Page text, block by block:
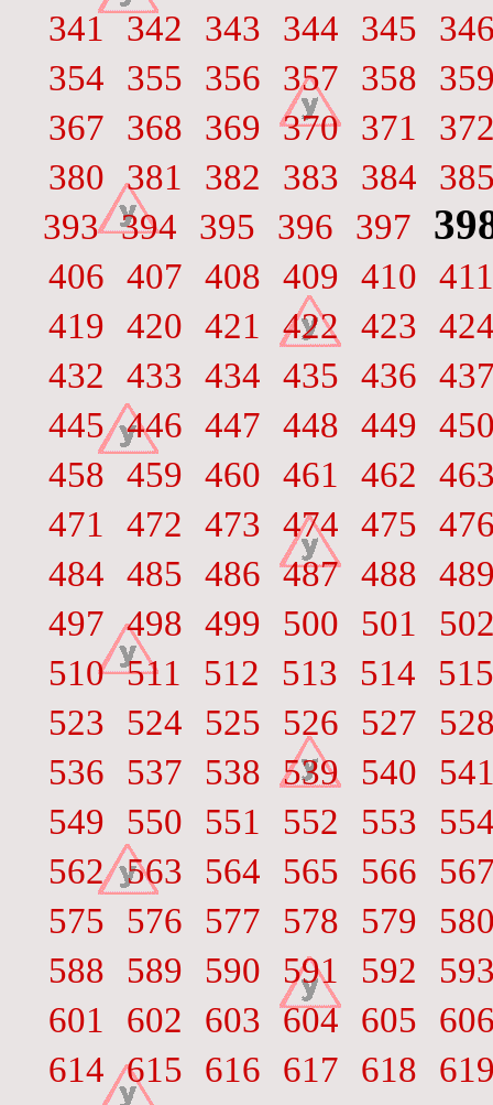
341
342 343 344 345
354
355 356 357 358
367
368 369 370 371
380 381 382 383 384
393 394 395 396 397
406 407 408 409 410 411
419 420 421 422 423
432
433 434 435 436
445 446 447 448 449
458 459 460 461 462
471
472 473 474 475
484 485 486 487 488
497 498 499 500 501
510 511 512 513 514
515
523
524 525 526 527
536
537 538 539 540
549
550 551 552 553
562 563 564 565 566
575
576 577 578 579
588
589 590 591 592
601
602 603 604 605
614 615 616 617 618